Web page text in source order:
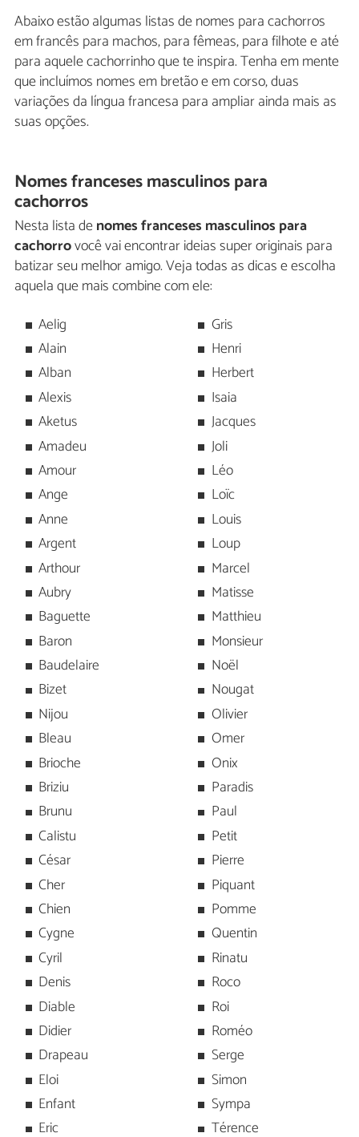
Abaixo estão algumas listas de nomes para cachorros
em francês para machos, para fêmeas, para filhote e até
para aquele cachorrinho que te inspira. Tenha em mente
que incluímos nomes em bretão e em corso, duas
variações da língua francesa para ampliar ainda mais as
suas opções.
Nomes franceses masculinos para
cachorros
Nesta lista denomes franceses masculinos para
cachorrovocê vai encontrar ideias super originais para
batizar seu melhor amigo. Veja todas as dicas e escolha
aquela que mais combine com ele:
Aelig
Alain
Alban
Alexis
Aketus
Amadeu
Amour
Ange
Anne
Argent
Arthour
Aubry
Baguette
Baron
Baudelaire
Bizet
Nijou
Bleau
Brioche
Briziu
Brunu
Calistu
César
Cher
Chien
Cygne
Cyril
Denis
Diable
Didier
Drapeau
Eloi
Enfant
Eric
Gris
Henri
Herbert
Isaia
Jacques
Joli
Léo
Loïc
Louis
Loup
Marcel
Matisse
Matthieu
Monsieur
Noël
Nougat
Olivier
Omer
Onix
Paradis
Paul
Petit
Pierre
Piquant
Pomme
Quentin
Rinatu
Roco
Roi
Roméo
Serge
Simon
Sympa
Térence